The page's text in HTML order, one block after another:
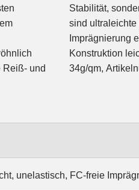
Reiß- und
20den,
34g/qm,
unelastisch, FC-freie